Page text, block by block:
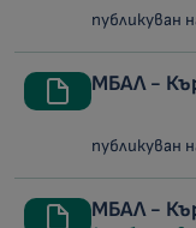
публикуван
МБАЛ -
публикуван
МБАЛ -